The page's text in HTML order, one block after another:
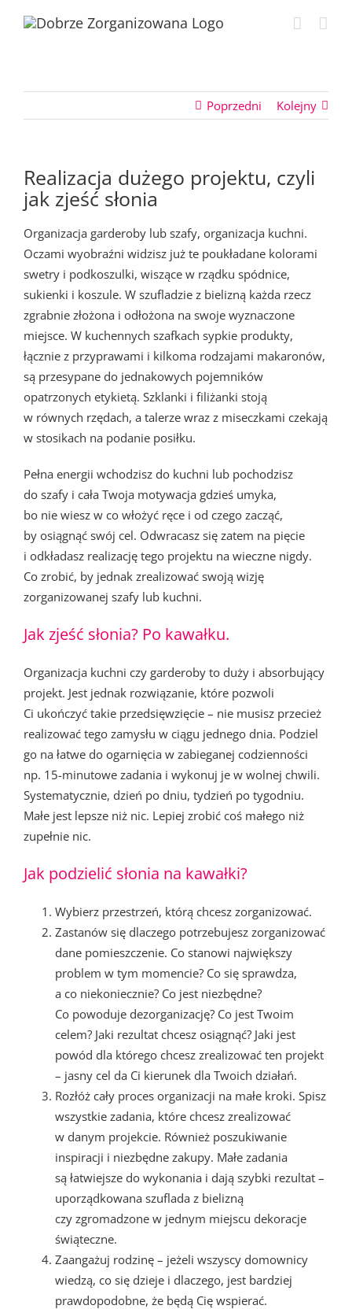
Poprzedni Kolejny
Realizacja dużego projektu, czyli
jak zjeść słonia
Organizacja garderoby lub szafy, organizacja kuchni.
Oczami wyobraźni widzisz już te poukładane kolorami
swetry i podkoszulki, wiszące w rządku spódnice,
sukienki i koszule. W szufladzie z bielizną każda rzecz
zgrabnie złożona i odłożona na swoje wyznaczone
miejsce. W kuchennych szafkach sypkie produkty,
łącznie z przyprawami i kilkoma rodzajami makaronów,
są przesypane do jednakowych pojemników
opatrzonych etykietą. Szklanki i filiżanki stoją
w równych rzędach, a talerze wraz z miseczkami czekają
w stosikach na podanie posiłku.
Pełna energii wchodzisz do kuchni lub pochodzisz
do szafy i cała Twoja motywacja gdzieś umyka,
bo nie wiesz w co włożyć ręce i od czego zacząć,
by osiągnąć swój cel. Odwracasz się zatem na pięcie
i odkładasz realizację tego projektu na wieczne nigdy.
Co zrobić, by jednak zrealizować swoją wizję
zorganizowanej szafy lub kuchni.
Jak zjeść słonia? Po kawałku.
Organizacja kuchni czy garderoby to duży i absorbujący
projekt. Jest jednak rozwiązanie, które pozwoli
Ci ukończyć takie przedsięwzięcie – nie musisz przecież
realizować tego zamysłu w ciągu jednego dnia. Podziel
go na łatwe do ogarnięcia w zabieganej codzienności
np. 15-minutowe zadania i wykonuj je w wolnej chwili.
Systematycznie, dzień po dniu, tydzień po tygodniu.
Małe jest lepsze niż nic. Lepiej zrobić coś małego niż
zupełnie nic.
Jak podzielić słonia na kawałki?
Wybierz przestrzeń, którą chcesz zorganizować.
Zastanów się dlaczego potrzebujesz zorganizować
dane pomieszczenie. Co stanowi największy
problem w tym momencie? Co się sprawdza,
a co niekoniecznie? Co jest niezbędne?
Co powoduje dezorganizację? Co jest Twoim
celem? Jaki rezultat chcesz osiągnąć? Jaki jest
powód dla którego chcesz zrealizować ten projekt
– jasny cel da Ci kierunek dla Twoich działań.
Rozłóż cały proces organizacji na małe kroki. Spisz
wszystkie zadania, które chcesz zrealizować
w danym projekcie. Również poszukiwanie
inspiracji i niezbędne zakupy. Małe zadania
są łatwiejsze do wykonania i dają szybki rezultat –
uporządkowana szuflada z bielizną
czy zgromadzone w jednym miejscu dekoracje
świąteczne.
Zaangażuj rodzinę – jeżeli wszyscy domownicy
wiedzą, co się dzieje i dlaczego, jest bardziej
prawdopodobne, że będą Cię wspierać.